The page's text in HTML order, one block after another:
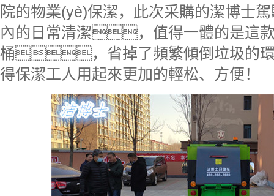
院的物業(yè)保潔，此次采購的潔博士
內的日常清潔，值得一體的是這
桶，省掉了頻繁傾倒垃圾的
得保潔工人用起來更加的輕松、方便！